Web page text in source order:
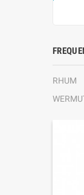
RHUM